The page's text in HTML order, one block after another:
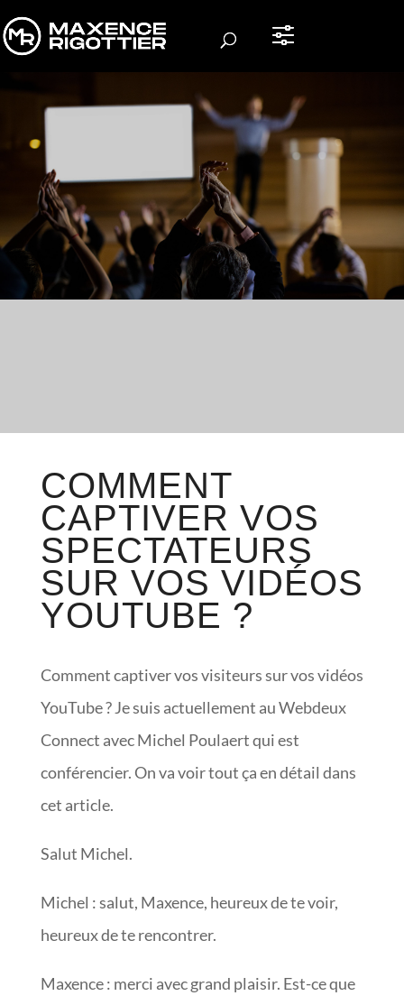
COMMENT
CAPTIVER VOS
SPECTATEURS
SUR VOS VIDÉOS
YOUTUBE ?
Comment captiver vos visiteurs sur vos vidéos
YouTube ? Je suis actuellement au Webdeux
Connect avec Michel Poulaert qui est
conférencier. On va voir tout ça en détail dans
cet article.
Salut Michel.
Michel : salut, Maxence, heureux de te voir,
heureux de te rencontrer.
Maxence : merci avec grand plaisir. Est-ce que